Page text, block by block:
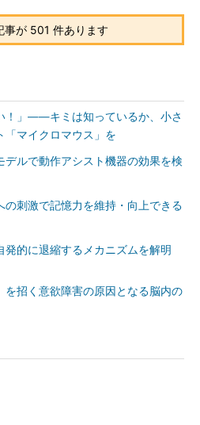
事が 501 件あります
！」――キミは知っているか、小さ
「マイクロマウス」を
デルで動作アシスト機器の効果を検
の刺激で記憶力を維持・向上できる
発的に退縮するメカニズムを解明
を招く意欲障害の原因となる脳内の